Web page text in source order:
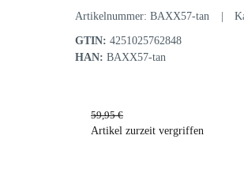
Artikelnummer: BAXX57-tan
GTIN: 4251025762848
HAN: BAXX57-tan
59,95 €
Artikel zurzeit vergriffen